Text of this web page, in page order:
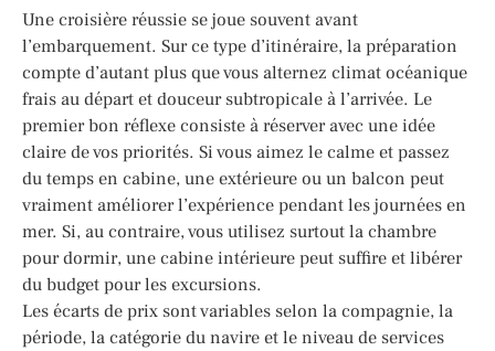
Une croisière réussie se joue souvent avant
l’embarquement. Sur ce type d’itinéraire, la préparation
compte d’autant plus que vous alternez climat océanique
frais au départ et douceur subtropicale à l’arrivée. Le
premier bon réflexe consiste à réserver avec une idée
claire de vos priorités. Si vous aimez le calme et passez
du temps en cabine, une extérieure ou un balcon peut
vraiment améliorer l’expérience pendant les journées en
mer. Si, au contraire, vous utilisez surtout la chambre
pour dormir, une cabine intérieure peut suffire et libérer
du budget pour les excursions.
Les écarts de prix sont variables selon la compagnie, la
période, la catégorie du navire et le niveau de services